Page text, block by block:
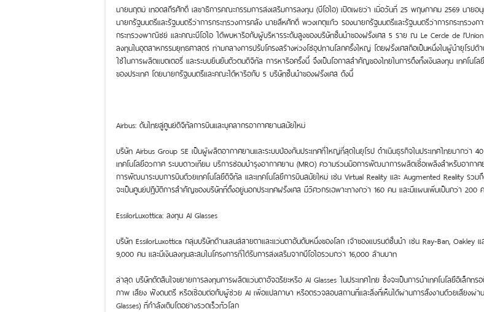
นายนฤตม์ เทอดสถีรศักดิ์ เลขาธิการคณะกรรมการส่งเสริมการลงทุน (บีโอไอ) เปิดเผยว่า เมื่อวันที่ 25 พฤษภาคม 2569 น
นายกรัฐมนตรีและรัฐมนตรีว่าการกระทรวงการคลัง นายสีหศักดิ์ พวงเกตุแก้ว รองนายกรัฐมนตรีและรัฐมนตรีว่าการกระทรวง
กระทรวงพาณิชย์ และคณะบีโอไอ ได้พบหารือกับผู้บริหารระดับสูงของบริษัทชั้นนำของฝรั่งเศส 5 ราย ณ Le Cercle de
ลงทุนในอุตสาหกรรมยุทธศาสตร์ ท่ามกลางการปรับโครงสร้างห่วงโซ่อุปทานโลกครั้งใหญ่ โดยฝรั่งเศสถือเป็นหนึ่งในผู้นำยุโรป
ใช้ในการผลิตแบตเตอรี่ และระบบยืนยันตัวตนดิจิทัล การหารือครั้งนี้ จึงเป็นโอกาสสำคัญของไทยในการดึงทั้งเงินลงทุน เทคโน
ของประเทศ โดยนายกรัฐมนตรีและคณะได้หารือกับ 5 บริษัทชั้นนำของฝรั่งเศส ดังนี้
Airbus: ดันไทยสู่ศูนย์ดิจิทัลการบินและบุคลากรอากาศยานสมัยใหม่
บริษัท Airbus Group SE เป็นผู้ผลิตอากาศยานและระบบป้องกันประเทศที่ใหญ่ที่สุดในยุโรป ดำเนินธุรกิจในประเทศไทยมากว่
เทคโนโลยีอวกาศ ระบบดาวเทียม บริการซ่อมบำรุงอากาศยาน (MRO) ความร่วมมือการพัฒนาการผลิตเชื้อเพลิงสำหรับอากา
การพัฒนาระบบการบินด้วยเทคโนโลยีดิจิทัล และเทคโนโลยีการบินสมัยใหม่ เช่น Virtual Reality และ Augmented Reality ร
จะเป็นศูนย์ปฏิบัติการสำคัญของบริษัทที่ตั้งอยู่นอกประเทศฝรั่งเศส มีวิศวกรเฉพาะทางกว่า 160 คน และมีแผนเพิ่มเป็นกว่า 200
EssilorLuxottica: ลงทุน AI Glasses
บริษัท EssilorLuxottica กลุ่มบริษัทด้านเลนส์สายตาและแว่นตาอันดับหนึ่งของโลก เจ้าของแบรนด์ชั้นนำ เช่น Ray-Ban, Oakley
9,000 คน และมีเงินลงทุนสะสมในโครงการที่ได้รับการส่งเสริมจากบีโอไอรวมกว่า 16,000 ล้านบาท
ล่าสุด บริษัทตัดสินใจขยายการลงทุนการผลิตแว่นตาอัจฉริยะหรือ AI Glasses ในประเทศไทย ซึ่งจะเป็นการนำเทคโนโลยีอิเล็ก
ภาพ เสียง ฟังดนตรี หรือเชื่อมต่อกับผู้ช่วย AI เพื่อแปลภาษา หรือตรวจสอบสถานที่และสิ่งที่เห็นได้ผ่านการสั่งงานด้วยเสียง
Glasses) ที่กำลังเติบโตอย่างรวดเร็วทั่วโลก